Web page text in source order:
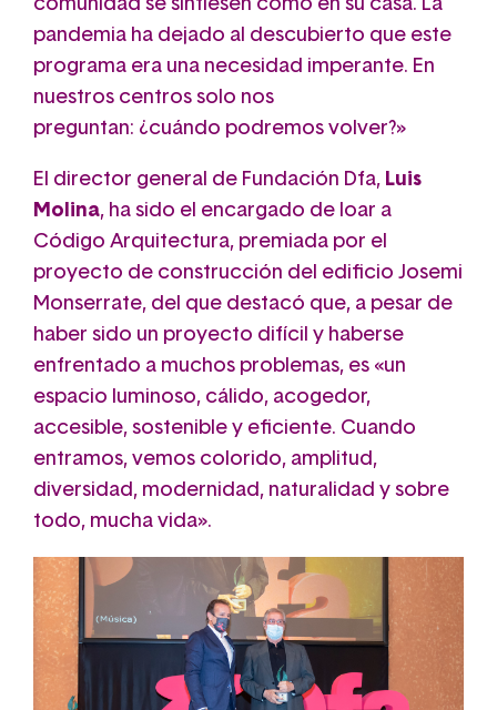
comunidad se sintiesen como en su casa. La
pandemia ha dejado al descubierto que este
programa era una necesidad imperante. En
nuestros centros solo nos
preguntan: ¿cuándo podremos volver?»
El director general de Fundación Dfa, Luis
Molina, ha sido el encargado de loar a
Código Arquitectura, premiada por el
proyecto de construcción del edificio Josemi
Monserrate, del que destacó que, a pesar de
haber sido un proyecto difícil y haberse
enfrentado a muchos problemas, es «un
espacio luminoso, cálido, acogedor,
accesible, sostenible y eficiente. Cuando
entramos, vemos colorido, amplitud,
diversidad, modernidad, naturalidad y sobre
todo, mucha vida».